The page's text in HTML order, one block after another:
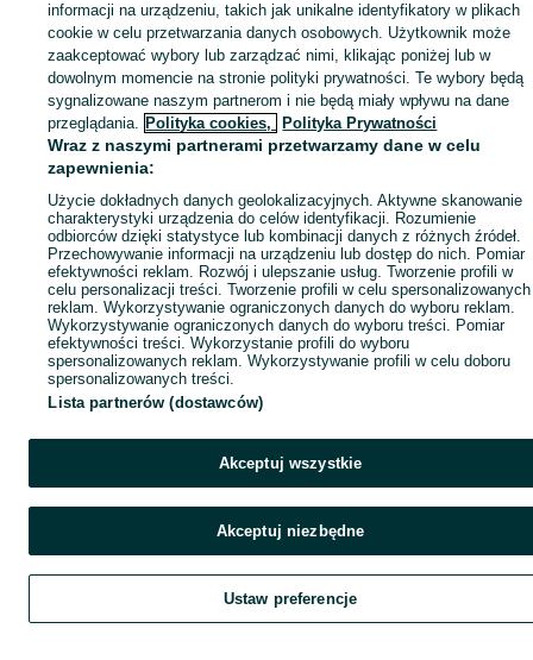
Szukaj Obserwujesz Dodaj Czat
informacji na urządzeniu, takich jak unikalne identyfikatory w plikach
cookie w celu przetwarzania danych osobowych. Użytkownik może
zaakceptować wybory lub zarządzać nimi, klikając poniżej lub w
dowolnym momencie na stronie polityki prywatności. Te wybory będą
sygnalizowane naszym partnerom i nie będą miały wpływu na dane
przeglądania. Polityka cookies, Polityka Prywatności
Wraz z naszymi partnerami przetwarzamy dane w celu
zapewnienia:
Użycie dokładnych danych geolokalizacyjnych. Aktywne skanowanie
charakterystyki urządzenia do celów identyfikacji. Rozumienie
odbiorców dzięki statystyce lub kombinacji danych z różnych źródeł.
Przechowywanie informacji na urządzeniu lub dostęp do nich. Pomiar
efektywności reklam. Rozwój i ulepszanie usług. Tworzenie profili w
celu personalizacji treści. Tworzenie profili w celu spersonalizowanych
reklam. Wykorzystywanie ograniczonych danych do wyboru reklam.
Wykorzystywanie ograniczonych danych do wyboru treści. Pomiar
efektywności treści. Wykorzystanie profili do wyboru
spersonalizowanych reklam. Wykorzystywanie profili w celu doboru
spersonalizowanych treści.
Lista partnerów (dostawców)
Akceptuj wszystkie
Akceptuj niezbędne
Ustaw preferencje